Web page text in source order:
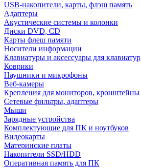
USB-накопители, карты, флэш память
Адаптеры
Акустические системы и колонки
Диски DVD, CD
Карты флеш памяти
Носители информации
Клавиатуры и аксессуары для клавиатур
Коврики
Наушники и микрофоны
Веб-камеры
Крепления для мониторов, кронштейны
Сетевые фильтры, адаптеры
Мыши
Зарядные устройства
Комплектующие для ПК и ноутбуков
Видеокарты
Материнские платы
Накопители SSD/HDD
Оперативная память для ПК